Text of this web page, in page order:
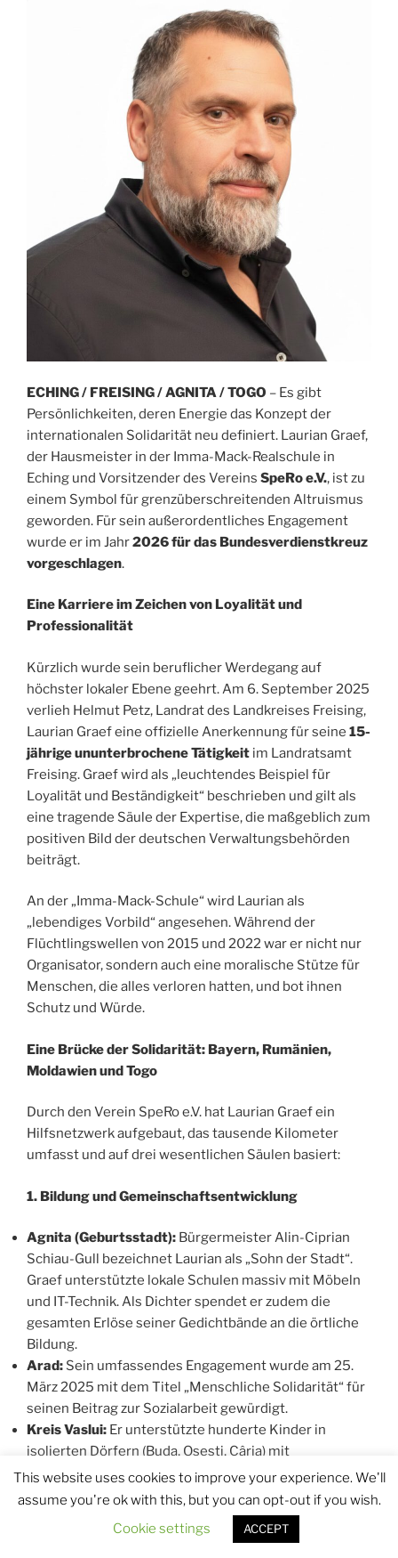
ECHING / FREISING / AGNITA / TOGO – Es gibt
Persönlichkeiten, deren Energie das Konzept der
internationalen Solidarität neu definiert. Laurian Graef,
der Hausmeister in der Imma-Mack-Realschule in
Eching und Vorsitzender des Vereins SpeRo e.V., ist zu
einem Symbol für grenzüberschreitenden Altruismus
geworden. Für sein außerordentliches Engagement
wurde er im Jahr2026 für das Bundesverdienstkreuz
vorgeschlagen.
Eine Karriere im Zeichen von Loyalität und
Professionalität
Kürzlich wurde sein beruflicher Werdegang auf
höchster lokaler Ebene geehrt. Am 6. September 2025
verlieh Helmut Petz, Landrat des Landkreises Freising,
Laurian Graef eine offizielle Anerkennung für seine 15-
jährige ununterbrochene Tätigkeit im Landratsamt
Freising. Graef wird als „leuchtendes Beispiel für
Loyalität und Beständigkeit“ beschrieben und gilt als
eine tragende Säule der Expertise, die maßgeblich zum
positiven Bild der deutschen Verwaltungsbehörden
beiträgt.
An der „Imma-Mack-Schule“ wird Laurian als
„lebendiges Vorbild“ angesehen. Während der
Flüchtlingswellen von 2015 und 2022 war er nicht nur
Organisator, sondern auch eine moralische Stütze für
Menschen, die alles verloren hatten, und bot ihnen
Schutz und Würde.
Eine Brücke der Solidarität: Bayern, Rumänien,
Moldawien und Togo
Durch den Verein SpeRo e.V. hat Laurian Graef ein
Hilfsnetzwerk aufgebaut, das tausende Kilometer
umfasst und auf drei wesentlichen Säulen basiert:
1. Bildung und Gemeinschaftsentwicklung
Agnita (Geburtsstadt): Bürgermeister Alin-Ciprian
Schiau-Gull bezeichnet Laurian als „Sohn der Stadt“.
Graef unterstützte lokale Schulen massiv mit Möbeln
und IT-Technik. Als Dichter spendet er zudem die
gesamten Erlöse seiner Gedichtbände an die örtliche
Bildung.
Arad: Sein umfassendes Engagement wurde am 25.
März 2025 mit dem Titel „Menschliche Solidarität“ für
seinen Beitrag zur Sozialarbeit gewürdigt.
Kreis Vaslui: Er unterstützte hunderte Kinder in
isolierten Dörfern (Buda, Oșești, Cârja) mit
Schulmaterialien und half den Opfern der
Überschwemmungen von 2024. Hierfür erhielt er das
Ehrendiplom des Vereins „Solidar“.
Lipova & Temeswar: Er half bei der Ausstattung des
This website uses cookies to improve your experience. We'll
assume you're ok with this, but you can opt-out if you wish.
Cookie settings
ACCEPT